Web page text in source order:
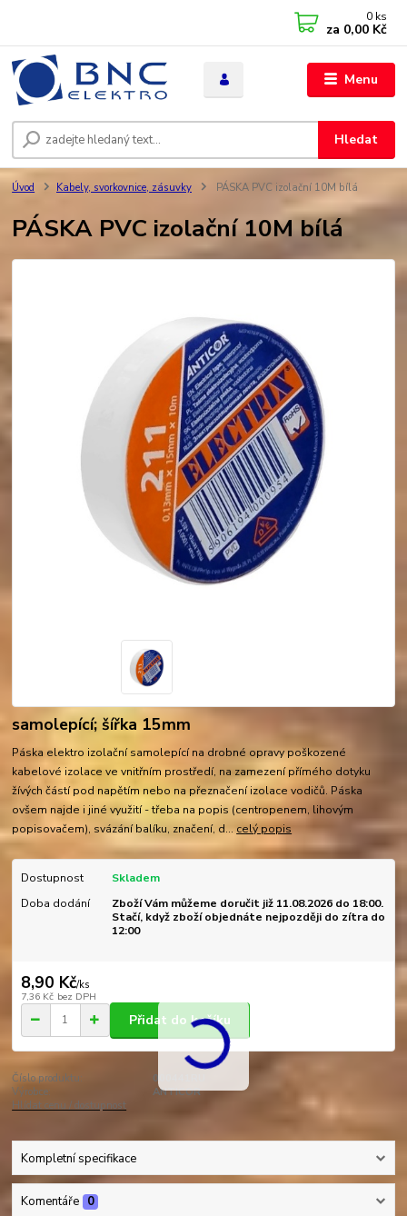
Menu
Hledat
0 ks
za 0,00 Kč
Úvod Kabely, svorkovnice, zásuvky PÁSKA PVC izolační 10M bílá
PÁSKA PVC izolační 10M bílá
samolepící; šířka 15mm
Páska elektro izolační samolepící na drobné opravy poškozené
kabelové izolace ve vnitřním prostředí, na zamezení přímého dotyku
žívých částí pod napětím nebo na přeznačení izolace vodičů. Páska
ovšem najde i jiné využití - třeba na popis (centropenem, lihovým
popisovačem), svázání balíku, značení, d... celý popis
Dostupnost
Skladem
Doba dodání
Zboží Vám můžeme doručit již 11.08.2026 do 18:00.
Stačí, když zboží objednáte nejpozději do zítra do
12:00
8,90 Kč/ks
7,36 Kč bez DPH
Přidat do košíku
Číslo produktu:
000441RU
Výrobce:
ANTICOR
Hlídat cenu / dostupnost
Kompletní specifikace
Komentáře 0